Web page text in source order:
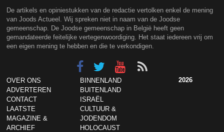
De artikels en opiniestukken van de redactie vertolken enkel de mening
van Joods Actueel. Wij spreken niet in naam van de Joodse
gemeenschap. De Joodse gemeenschap in België heeft geen
gemandateerde feitelijke vertegenwoordiging. Het staat iedereen vrij om
een eigen mening te hebben en die te verkondigen.
OVER ONS
ADVERTEREN
CONTACT
LAATSTE
MAGAZINE &
ARCHIEF
BINNENLAND
BUITENLAND
ISRAËL
CULTUUR &
JODENDOM
HOLOCAUST
2026